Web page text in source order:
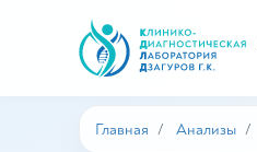
Главная Анализы